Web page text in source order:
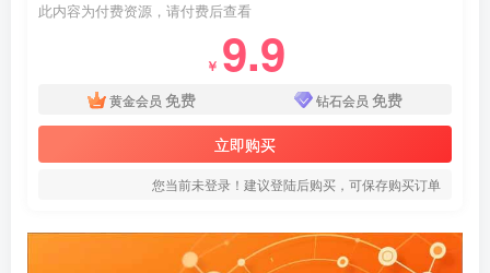
此内容为付费资源，请付费后查看
￥ 9.9
黄金会员 免费 钻石会员 免费
立即购买
您当前未登录！建议登陆后购买，可保存购买订单